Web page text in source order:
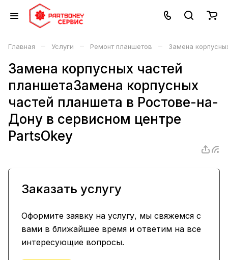
Главная – Услуги – Ремонт планшетов – Замена
Замена корпусных частей
планшетаЗамена корпусных
частей планшета в Ростове-на-
Дону в сервисном центре
PartsOkey
Заказать услугу
Оформите заявку на услугу, мы свяжемся с
вами в ближайшее время и ответим на все
интересующие вопросы.